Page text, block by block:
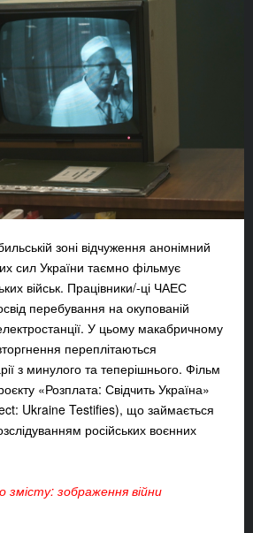
зоні відчуження анонімний
сил України таємно фільмує
військ. Працівники/-ці ЧАЕС
перебування на окупованій
У цьому макабричному
переплітаються
з минулого та теперішнього. Фільм
«Розплата: Свідчить Україна»
Ukraine Testifies), що займається
російських воєнних
зображення війни